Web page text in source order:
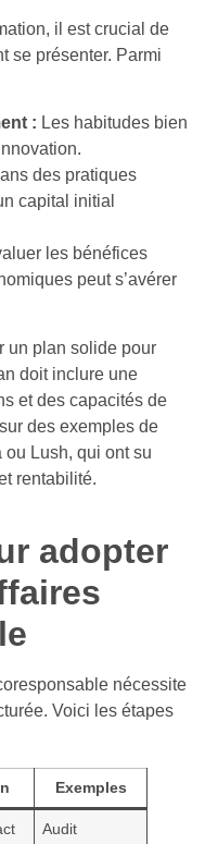
il est crucial de
se présenter. Parmi
: Les habitudes bien
des pratiques
capital initial
les bénéfices
peut s’avérer
un plan solide pour
doit inclure une
et des capacités de
des exemples de
Lush, qui ont su
rentabilité.
adopter
nécessite
Voici les étapes
Exemples
Audit